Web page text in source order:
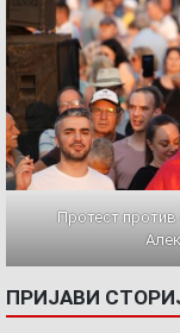
Протест
ПРИЈАВИ